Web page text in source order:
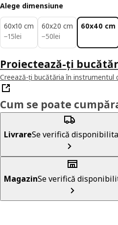
Alege dimensiune
60x10 cm
−15lei
15lei
60x20 cm
−50lei
50lei
60x40 cm
Proiectează-ți
Creează-ți bucătăria în instrumentul
Cum se poate
LivrareSe verifică
MagazinSe verifică